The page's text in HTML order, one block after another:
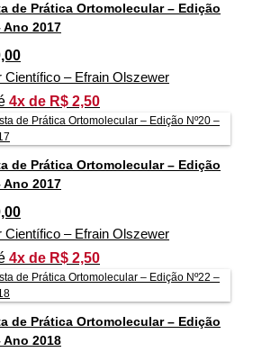
de Prática Ortomolecular – Edição
Ano 2017
Científico – Efrain Olszewer
4x de R$ 2,50
de Prática Ortomolecular – Edição
Ano 2017
Científico – Efrain Olszewer
4x de R$ 2,50
de Prática Ortomolecular – Edição
Ano 2018